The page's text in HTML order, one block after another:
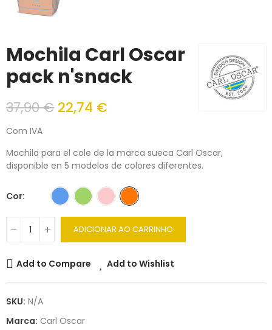
Mochila Carl Oscar
pack n'snack
37,90 € 22,74 €
Com IVA
Mochila para el cole de la marca sueca Carl Oscar,
disponible en 5 modelos de colores diferentes.
Cor
ADICIONAR AO CARRINHO
Add to Compare Add to Wishlist
SKU: N/A
Marca: Carl Oscar